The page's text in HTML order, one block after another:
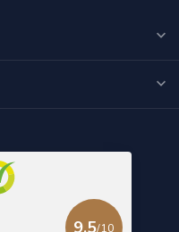
9.5/10